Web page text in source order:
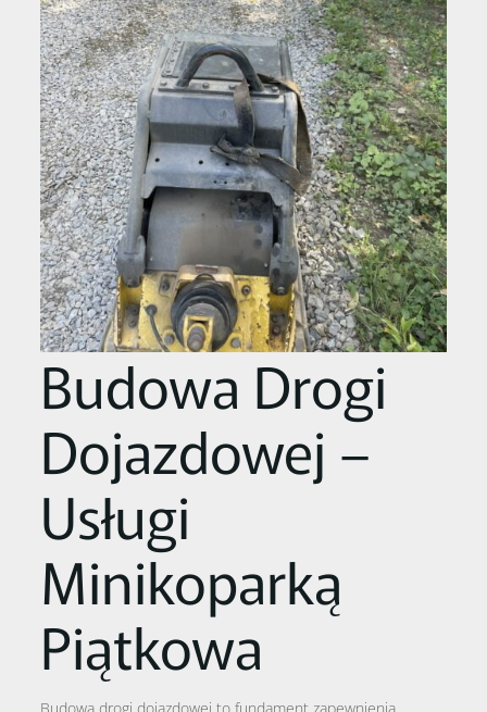
Budowa Drogi
Dojazdowej –
Usługi
Minikoparką
Piątkowa